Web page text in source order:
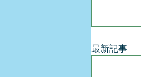
最新記事